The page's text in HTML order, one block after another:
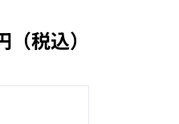
税込）